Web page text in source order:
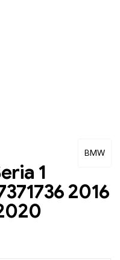
BMW
1
2016